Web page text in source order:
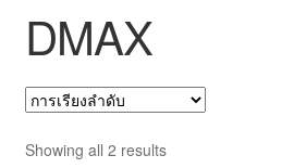
Shop
Wishlist
ตะกร้าสินค้า
DMAX
Showing all 2 results